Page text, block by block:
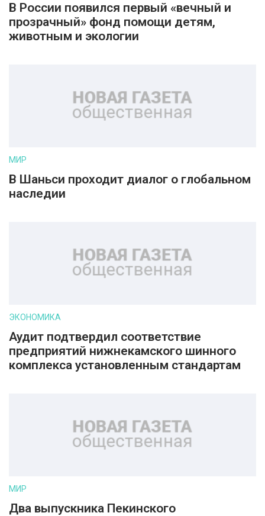
В России появился первый «вечный и
прозрачный» фонд помощи детям,
животным и экологии
МИР
В Шаньси проходит диалог о глобальном
наследии
ЭКОНОМИКА
Аудит подтвердил соответствие
предприятий нижнекамского шинного
комплекса установленным стандартам
МИР
Два выпускника Пекинского